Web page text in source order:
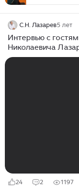
С.Н. Лазарев5 лет
Интервью с
Николаевича
24 2 1197